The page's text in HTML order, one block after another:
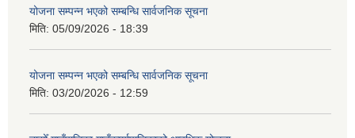
योजना सम्पन्न भएको सम्बन्धि सार्वजनिक सूचना
मिति: 05/09/2026 - 18:39
योजना सम्पन्न भएको सम्बन्धि सार्वजनिक सूचना
मिति: 03/20/2026 - 12:59